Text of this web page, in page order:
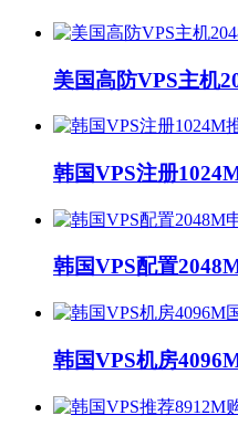
美国高防VPS主机
韩国VPS注册
韩国VPS配置
韩国VPS机房